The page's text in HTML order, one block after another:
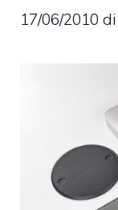
17/06/2010 di